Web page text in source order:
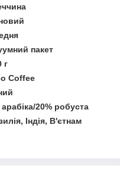
пакет
г
Coffee
арабіка/20% робуста
Індія, В'єтнам